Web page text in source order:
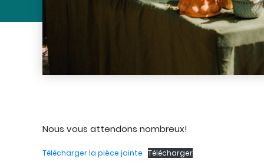
Nous vous attendons nombreux!
Télécharger la pièce jointe Télécharger